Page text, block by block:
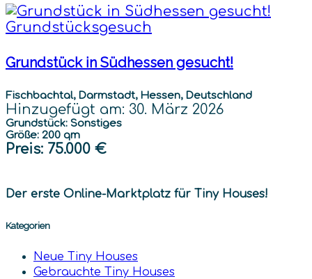
Grundstücksgesuch
Grundstück in Südhessen gesucht!
Fischbachtal, Darmstadt, Hessen, Deutschland
Hinzugefügt am: 30. März 2026
Grundstück: Sonstiges
Größe: 200 qm
Preis: 75.000 €
Der erste Online-Marktplatz für Tiny Houses!
Kategorien
Neue Tiny Houses
Gebrauchte Tiny Houses